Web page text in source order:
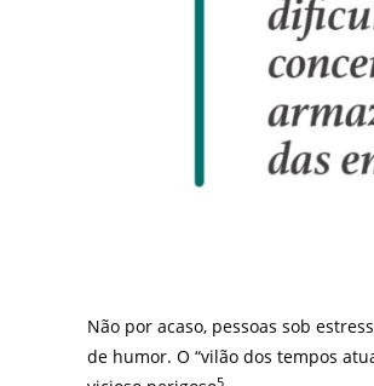
Não por acaso, pessoas sob
de humor. O “vilão dos tempos
5